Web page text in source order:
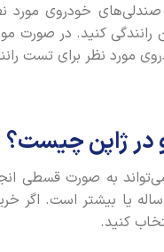
خودروی مورد
رانندگی کنید. در صورت
مورد نظر برای تست
در ژاپن چیست؟
به صورت قسطی
به صورت ۳ ساله، ۵ ساله یا
کنید.